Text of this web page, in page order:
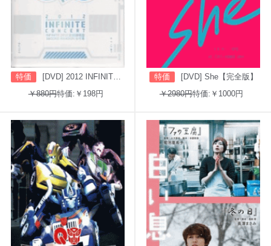
特価
[DVD] 2012 INFINITE CONCERT SECOND INVASION: EVOLUTION
￥880円特価:￥198円
特価
[DVD] She【完全版】
￥2980円特価:￥1000円